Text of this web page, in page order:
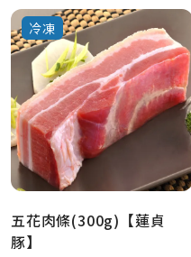
冷凍
五花肉條(300g)【蓮貞
豚】